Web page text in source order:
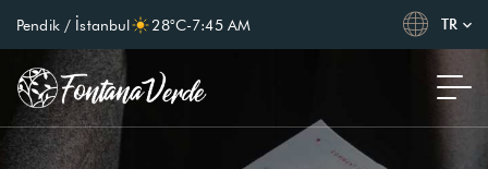
Pendik / İstanbul 28°C-7:45 AM TR